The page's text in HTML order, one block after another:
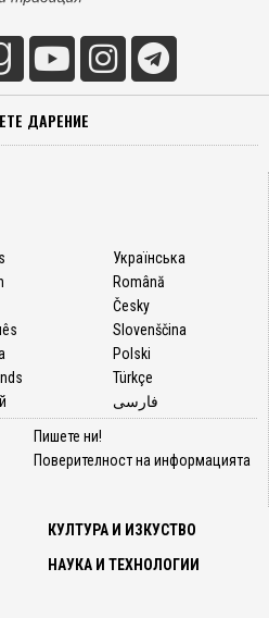
ДАРЕНИЕ
Українська
Română
Česky
Slovenščina
Polski
Türkçe
فارسی
Пишете ни!
Поверителност на информацията
КУЛТУРА И ИЗКУСТВО
НАУКА И ТЕХНОЛОГИИ